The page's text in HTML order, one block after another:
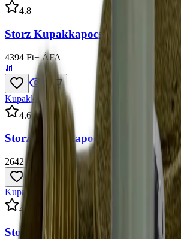
4.8
Storz Kupakkapocs B-75/Műanyag
4394 Ft+ ÁFA
🧯
Kupakkapcsok
4.6
Storz Kupakkapocs C-52/Műanyag
2642 Ft
Kupakkapcsok
4.
Storz Kupakkapocs D-25